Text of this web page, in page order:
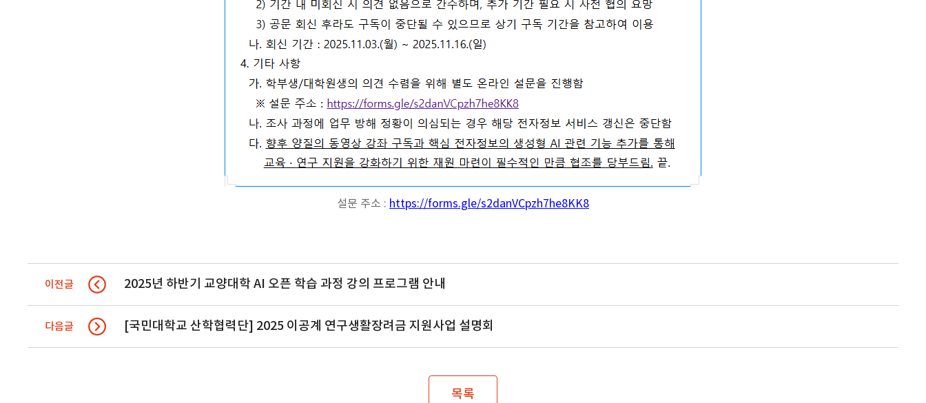
설문 주소 : https://forms.gle/s2danVCpzh7he8KK8
이전글 2025년 하반기 교양대학 AI 오픈 학습 과정 강의 프로그램 안내
다음글 [국민대학교 산학협력단] 2025 이공계 연구생활장려금 지원사업 설명회
목록